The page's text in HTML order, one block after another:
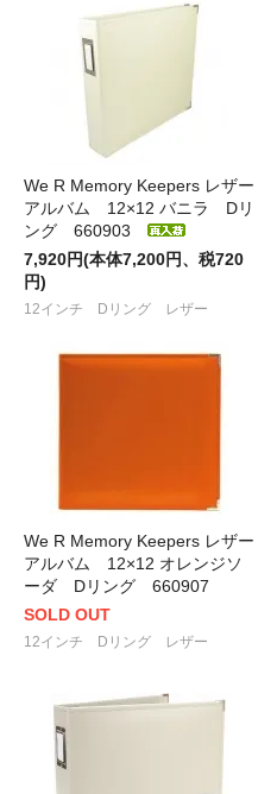
We R Memory Keepers レザー
アルバム 12×12 バニラ Dリ
ング 660903
7,920円(本体7,200円、税720
円)
12インチ Dリング レザー
We R Memory Keepers レザー
アルバム 12×12 オレンジソ
ーダ Dリング 660907
SOLD OUT
12インチ Dリング レザー